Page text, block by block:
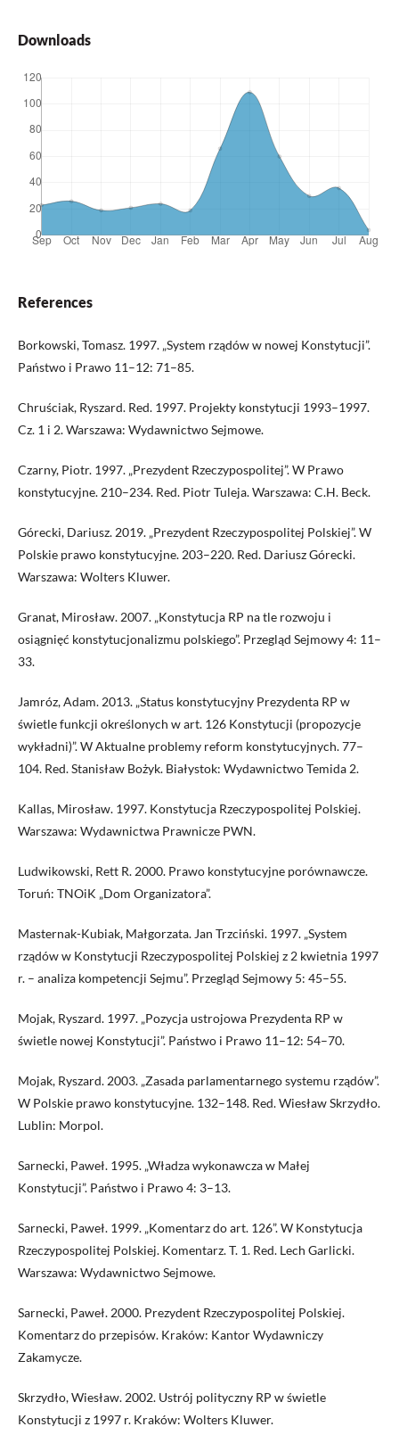
Downloads
References
Borkowski, Tomasz. 1997. „System rządów w nowej Konstytucji”.
Państwo i Prawo 11–12: 71–85.
Chruściak, Ryszard. Red. 1997. Projekty konstytucji 1993–1997.
Cz. 1 i 2. Warszawa: Wydawnictwo Sejmowe.
Czarny, Piotr. 1997. „Prezydent Rzeczypospolitej”. W Prawo
konstytucyjne. 210–234. Red. Piotr Tuleja. Warszawa: C.H. Beck.
Górecki, Dariusz. 2019. „Prezydent Rzeczypospolitej Polskiej”. W
Polskie prawo konstytucyjne. 203–220. Red. Dariusz Górecki.
Warszawa: Wolters Kluwer.
Granat, Mirosław. 2007. „Konstytucja RP na tle rozwoju i
osiągnięć konstytucjonalizmu polskiego”. Przegląd Sejmowy 4: 11–
33.
Jamróz, Adam. 2013. „Status konstytucyjny Prezydenta RP w
świetle funkcji określonych w art. 126 Konstytucji (propozycje
wykładni)”. W Aktualne problemy reform konstytucyjnych. 77–
104. Red. Stanisław Bożyk. Białystok: Wydawnictwo Temida 2.
Kallas, Mirosław. 1997. Konstytucja Rzeczypospolitej Polskiej.
Warszawa: Wydawnictwa Prawnicze PWN.
Ludwikowski, Rett R. 2000. Prawo konstytucyjne porównawcze.
Toruń: TNOiK „Dom Organizatora”.
Masternak-Kubiak, Małgorzata. Jan Trzciński. 1997. „System
rządów w Konstytucji Rzeczypospolitej Polskiej z 2 kwietnia 1997
r. – analiza kompetencji Sejmu”. Przegląd Sejmowy 5: 45–55.
Mojak, Ryszard. 1997. „Pozycja ustrojowa Prezydenta RP w
świetle nowej Konstytucji”. Państwo i Prawo 11–12: 54–70.
Mojak, Ryszard. 2003. „Zasada parlamentarnego systemu rządów”.
W Polskie prawo konstytucyjne. 132–148. Red. Wiesław Skrzydło.
Lublin: Morpol.
Sarnecki, Paweł. 1995. „Władza wykonawcza w Małej
Konstytucji”. Państwo i Prawo 4: 3–13.
Sarnecki, Paweł. 1999. „Komentarz do art. 126”. W Konstytucja
Rzeczypospolitej Polskiej. Komentarz. T. 1. Red. Lech Garlicki.
Warszawa: Wydawnictwo Sejmowe.
Sarnecki, Paweł. 2000. Prezydent Rzeczypospolitej Polskiej.
Komentarz do przepisów. Kraków: Kantor Wydawniczy
Zakamycze.
Skrzydło, Wiesław. 2002. Ustrój polityczny RP w świetle
Konstytucji z 1997 r. Kraków: Wolters Kluwer.